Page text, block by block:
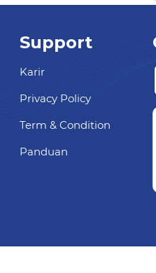
Support
Karir
Privacy Policy
Term & Condition
Panduan